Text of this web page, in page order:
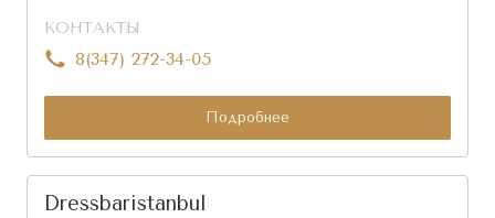
КОНТАКТЫ
8(347) 272-34-05
Подробнее
Dressbaristanbul